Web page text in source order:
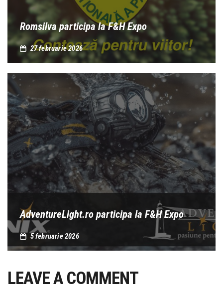
Romsilva participa la F&H Expo
27 februarie 2026
AdventureLight.ro participa la F&H Expo
5 februarie 2026
LEAVE A COMMENT